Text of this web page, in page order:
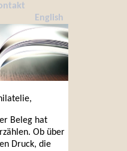
English
Beleg hat
Ob über
Druck, die